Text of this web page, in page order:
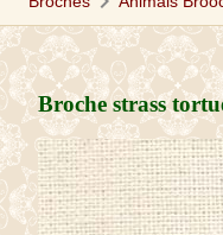
Broche strass